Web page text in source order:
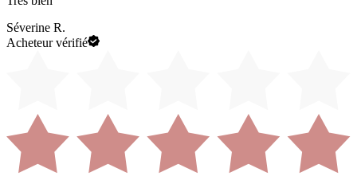
Séverine R.
Acheteur vérifié